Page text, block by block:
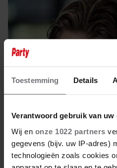
Toestemming Details
Verantwoord gebruik van uw
Wij en onze 1022 partners
gegevens (bijv. uw IP-adres)
technologieën zoals cookies
5 juli 2025